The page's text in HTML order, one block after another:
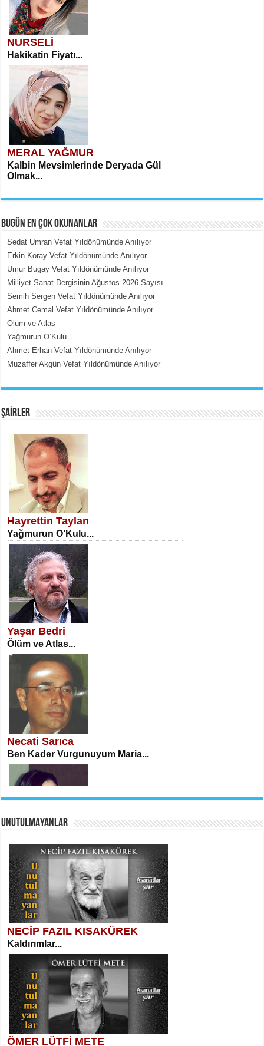
NURSELİ
Hakikatin Fiyatı...
MERAL YAĞMUR
Kalbin Mevsimlerinde Deryada Gül
Olmak...
MEHMET ÇOBAN
İçerdeki Put Dışardaki Maskeler...
SATILMIŞ ÜMİT ÇETİNKAYA
Erkenlik...
NECLA DİLEK ARSLAN
Öğretmenler Günü Mahkemesi...
İSA KARATEPE
Ekranlar Arasında Kaybolan İnsan...
AHMET URFALI
Tahlil Denemesi...
SELAHATTİN YILDIZ
İnsanın Zindanı...
BUGÜN EN ÇOK OKUNANLAR
Sedat Umran Vefat Yıldönümünde Anılıyor
Erkin Koray Vefat Yıldönümünde Anılıyor
Umur Bugay Vefat Yıldönümünde Anılıyor
Milliyet Sanat Dergisinin Ağustos 2026 Sayısı
Semih Sergen Vefat Yıldönümünde Anılıyor
Ahmet Cemal Vefat Yıldönümünde Anılıyor
Ölüm ve Atlas
Yağmurun O’Kulu
Ahmet Erhan Vefat Yıldönümünde Anılıyor
Muzaffer Akgün Vefat Yıldönümünde Anılıyor
ŞAİRLER
Hayrettin Taylan
Yağmurun O’Kulu...
Yaşar Bedri
Ölüm ve Atlas...
Necati Sarıca
Ben Kader Vurgunuyum Maria...
Sibel Orhan
İki Kırık Boşluk...
Meral Yağmur
Eski Bir Şiir...
UNUTULMAYANLAR
NECİP FAZIL KISAKÜREK
Kaldırımlar...
ÖMER LÜTFİ METE